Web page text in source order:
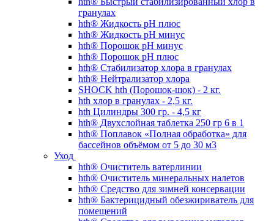
гранулах
hth® Жидкость pH плюс
hth® Жидкость pH минус
hth® Порошок pH минус
hth® Порошок pH плюс
hth® Стабилизатор хлора в гранулах
hth® Нейтрализатор хлора
SHOCK hth (Порошок-шок) - 2 кг.
hth хлор в гранулах - 2,5 кг.
hth Цилиндры 300 гр. - 4,5 кг
hth® Двухслойная таблетка 250 гр 6 в 1
hth® Поплавок «Полная обработка» для
бассейнов объёмом от 5 до 30 м3
Уход
hth® Очиститель ватерлинии
hth® Очиститель минеральных налетов
hth® Средство для зимней консервации
hth® Бактерицидный обезжириватель для
помещений